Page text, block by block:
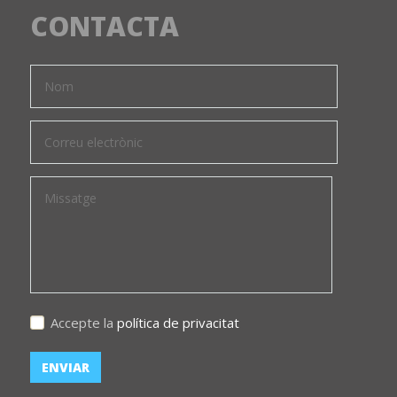
CONTACTA
Accepte la política de privacitat